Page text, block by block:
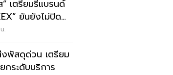
” เตรียมรีแบรนด์
ยันยังไม่ปิด
.
งพัสดุด่วน เตรียม
กระดับบริการ